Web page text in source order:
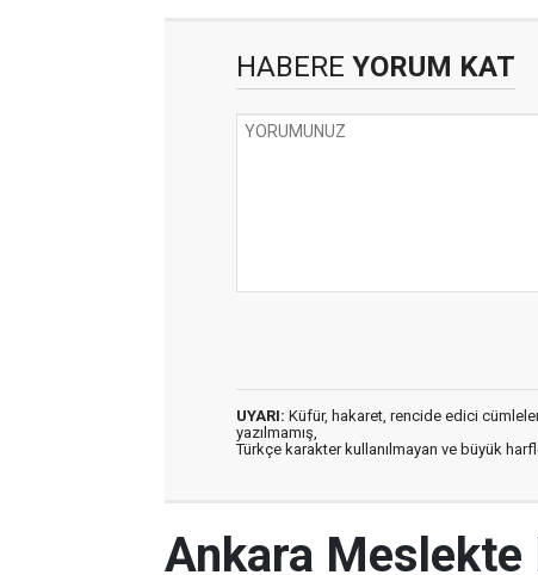
HABERE YORUM KAT
UYARI: Küfür, hakaret, rencide edici
yazılmamış,
Türkçe karakter kullanılmayan ve büyük
Ankara Meslekte